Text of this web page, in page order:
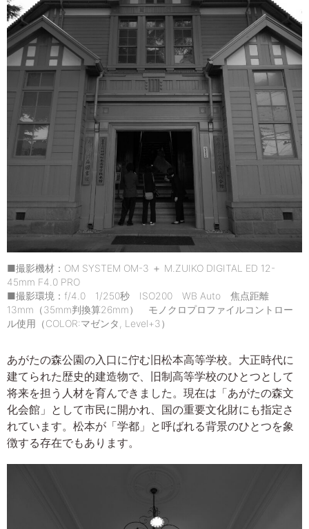
■撮影機材：OM SYSTEM OM-3 ＋ M.ZUIKO DIGITAL ED 12-
45mm F4.0 PRO
■撮影環境：f/4.0 1/250秒 ISO200 WB Auto 焦点距離
13mm（35mm判換算26mm） モノクロプロファイルコントロー
ル使用（COLOR:マゼンタ, Level+3）
あがたの森公園の入口に佇む旧松本高等学校。大正時代に
建てられた歴史的建造物で、旧制高等学校のひとつとして
将来を担う人材を育んできました。現在は「あがたの森文
化会館」として市民に開かれ、国の重要文化財にも指定さ
れています。松本が「学都」と呼ばれる背景のひとつを象
徴する存在でもあります。